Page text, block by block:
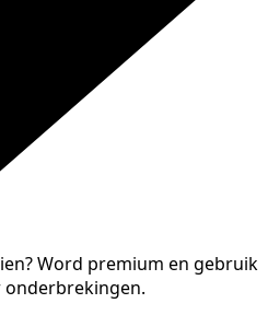
Word premium en gebruik
onderbrekingen.